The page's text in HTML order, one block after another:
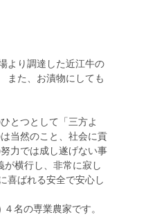
より調達した近江牛の
また、お漬物にしても
とつとして「三方よ
当然のこと、社会に貢
力では成し遂げない事
横行し、非常に寂し
喜ばれる安全で安心し
名の専業農家です。